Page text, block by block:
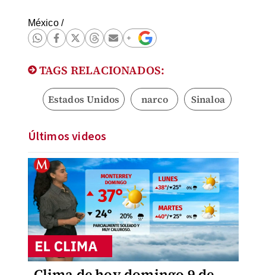
México/
TAGS RELACIONADOS:
Estados Unidos narco Sinaloa
Últimos videos